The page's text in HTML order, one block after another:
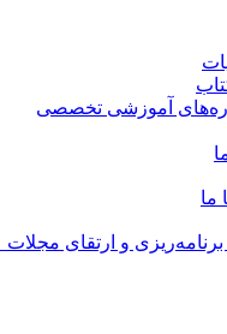
آموزشی تخصصی
ما
و ارتقای